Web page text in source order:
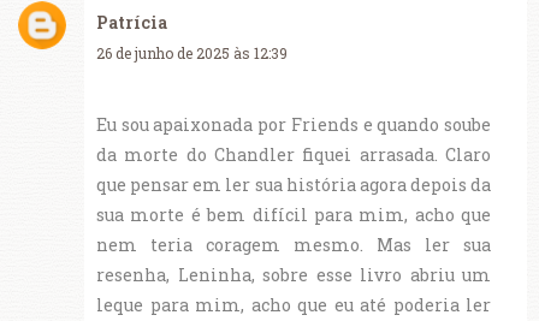
Patrícia
26 de junho de 2025 às 12:39
Eu sou apaixonada por Friends e quando soube
da morte do Chandler fiquei arrasada. Claro
que pensar em ler sua história agora depois da
sua morte é bem difícil para mim, acho que
nem teria coragem mesmo. Mas ler sua
resenha, Leninha, sobre esse livro abriu um
leque para mim, acho que eu até poderia ler